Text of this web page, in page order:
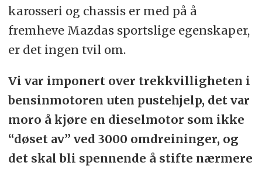
karosseri og chassis er med på å
fremheve Mazdas sportslige egenskaper,
er det ingen tvil om.
Vi var imponert over trekkvilligheten i
bensinmotoren uten pustehjelp, det var
moro å kjøre en dieselmotor som ikke
“døset av” ved 3000 omdreininger, og
det skal bli spennende å stifte nærmere